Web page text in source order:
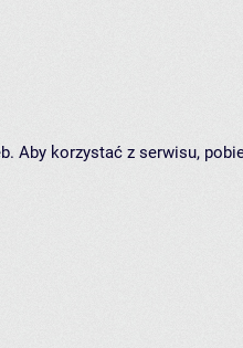
Aby korzystać z serwisu,